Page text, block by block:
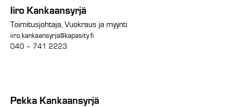
Iiro Kankaansyrjä
Toimitusjohtaja, Vuokraus ja myynti
iiro.kankaansyrja@kapasity.fi
040 – 741 2223
Pekka Kankaansyrjä